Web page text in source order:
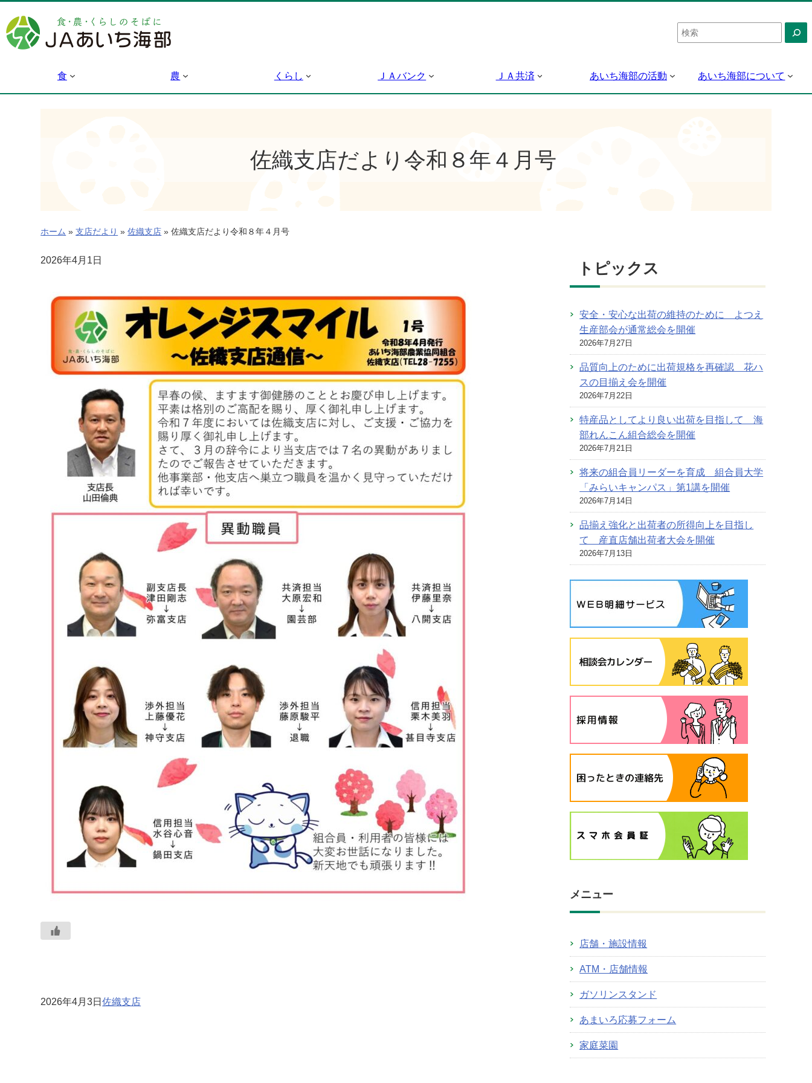
容
を
検
索
食 農 くらし ＪＡバンク ＪＡ共済 あいち海部の活動 あいち海部について
佐織支店だより令和８年４月号
ホーム » 支店だより » 佐織支店 » 佐織支店だより令和８年４月号
2026年4月1日
2026年4月3日佐織支店
トピックス
安全・安心な出荷の維持のために よつえ
生産部会が通常総会を開催
2026年7月27日
品質向上のために出荷規格を再確認 花ハ
スの目揃え会を開催
2026年7月22日
特産品としてより良い出荷を目指して 海
部れんこん組合総会を開催
2026年7月21日
将来の組合員リーダーを育成 組合員大学
「みらいキャンパス」第1講を開催
2026年7月14日
品揃え強化と出荷者の所得向上を目指し
て 産直店舗出荷者大会を開催
2026年7月13日
メニュー
店舗・施設情報
ATM・店舗情報
ガソリンスタンド
あまいろ応募フォーム
家庭菜園